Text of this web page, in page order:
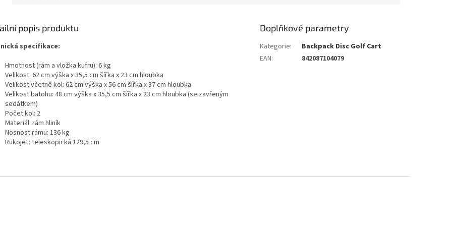
popis produktu
specifikace:
Hmotnost (rám a vložka kufru): 6 kg
Velikost: 62 cm výška x 35,5 cm šířka x 23 cm hloubka
Velikost včetně kol: 62 cm výška x 56 cm šířka x 37 cm hloubka
Velikost batohu: 48 cm výška x 35,5 cm šířka x 23 cm hloubka (se zavřeným
sedátkem)
Počet kol: 2
Materiál: rám hliník
Nosnost rámu: 136 kg
Rukojeť: teleskopická 129,5 cm
Doplňkové parametry
Kategorie:
Backpack Disc Golf Cart
EAN: 842087104079